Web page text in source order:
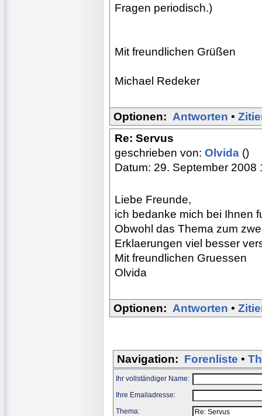
Fragen periodisch.)
Mit freundlichen Grüßen
Michael Redeker
Optionen: Antworten •
Re: Servus
geschrieben von: Olvida ()
Datum: 29. September 2008
Liebe Freunde,
ich bedanke mich bei Ihnen
Obwohl das Thema zum
Erklaerungen viel besser
Mit freundlichen Gruessen
Olvida
Optionen: Antworten •
Navigation: Forenliste •
Ihr vollständiger Name:
Ihre Emailadresse:
Thema: